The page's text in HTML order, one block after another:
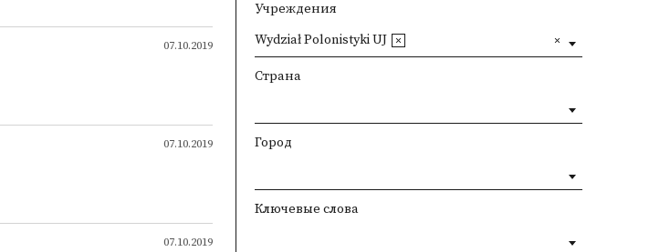
07.10.2019
07.10.2019
07.10.2019
Учреждения
Wydział Polonistyki UJ
Страна
Город
Ключевые слова